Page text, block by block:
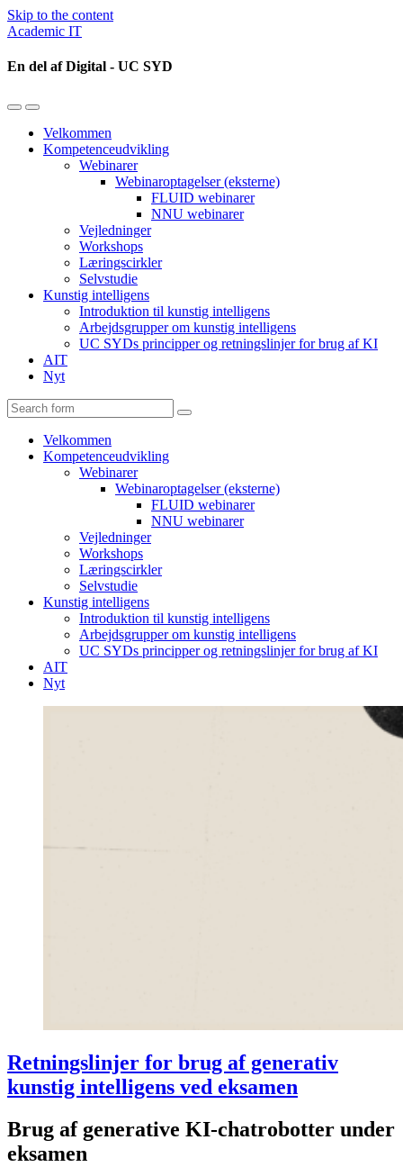
Skip to the content
Academic IT
En del af Digital - UC SYD
Toggle
mobile
menu
Toggle
the
search
field
Velkommen
Kompetenceudvikling
Webinarer
Webinaroptagelser (eksterne)
FLUID webinarer
NNU webinarer
Vejledninger
Workshops
Læringscirkler
Selvstudie
Kunstig intelligens
Introduktion til kunstig intelligens
Arbejdsgrupper om kunstig intelligens
UC SYDs principper og retningslinjer for brug af KI
AIT
Nyt
Search
Velkommen
Kompetenceudvikling
Webinarer
Webinaroptagelser (eksterne)
FLUID webinarer
NNU webinarer
Vejledninger
Workshops
Læringscirkler
Selvstudie
Kunstig intelligens
Introduktion til kunstig intelligens
Arbejdsgrupper om kunstig intelligens
UC SYDs principper og retningslinjer for brug af KI
AIT
Nyt
Retningslinjer for brug af generativ
kunstig intelligens ved eksamen
Brug af generative KI-chatrobotter under
eksamen